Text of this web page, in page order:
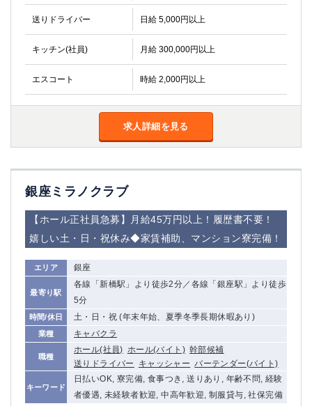
送りドライバー 日給 5,000円以上
キッチン(社員) 月給 300,000円以上
エスコート 時給 2,000円以上
求人詳細を見る
銀座ミラノクラブ
【ホール正社員急募】月給45万円以上！履歴書不要！
嬉しい土・日・祝休み◆家賃補助、マンション寮完備！
エリア 銀座
最寄り駅
各線「新橋駅」より徒歩2分／各線「銀座駅」より徒歩
5分
時間/休日 土・日・祝 (年末年始、夏季冬季長期休暇あり)
業種 キャバクラ
職種
ホール(社員) ホール(バイト) 幹部候補
送りドライバー
キャッシャー バーテンダー(バイト)
キーワード
日払いOK, 寮完備, 食事つき, 送りあり, 年齢不問, 経験
者優遇, 未経験者歓迎, 中高年歓迎, 制服貸与, 社保完備
大宮
南越谷
志木
川越
草加
南浦和
所沢
熊谷
獨協大学前＜草加松原＞ 北浦和（西口）
川口
千葉県
船橋
津田沼
成田
千葉
柏（西口）
柏（東口）
下総中山
茂原
八千代台
本八幡
東金
栃木県
小山